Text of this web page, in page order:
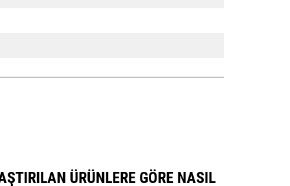
ÜRÜNLERE GÖRE NASIL